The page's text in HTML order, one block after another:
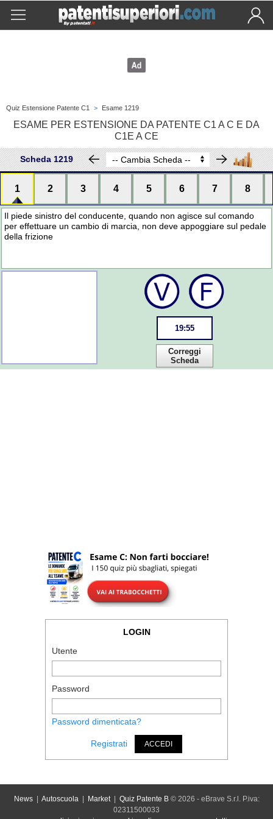
Quiz Estensione Patente C1 > Esame 1219
ESAME PER ESTENSIONE DA PATENTE C1 A C E DA
C1E A CE
Scheda 1219
1 2 3 4 5 6 7 8
Il piede sinistro del conducente, quando non agisce sul comando
per effettuare un cambio di marcia, non deve appoggiare sul pedale
della frizione
19:55
Correggi
Scheda
LOGIN
Utente
Password
Password dimenticata?
Registrati ACCEDI
News| Autoscuola| Market| Quiz Patente B© 2026 - eBrave S.r.l. P.iva:
02311500033